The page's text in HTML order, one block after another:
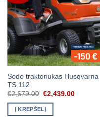
Sodo traktoriukas Husqvarna
TS 112
€2,679.00 Original
was:
€2,679.00.
€2,439.00Current
Į KREPŠELĮ